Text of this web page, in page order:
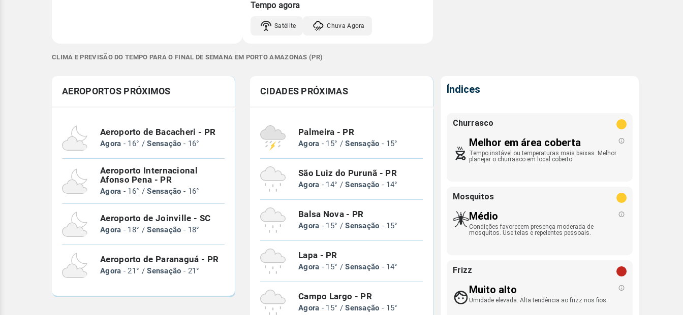
Tempo agora
Satélite Chuva Agora
CLIMA E PREVISÃO DO TEMPO PARA O FINAL DE SEMANA EM PORTO AMAZONAS (PR)
AEROPORTOS PRÓXIMOS
Aeroporto de Bacacheri - PR
Agora - 16° /Sensação - 16°
Aeroporto Internacional
Afonso Pena - PR
Agora - 16° /Sensação - 16°
Aeroporto de Joinville - SC
Agora - 18° /Sensação - 18°
Aeroporto de Paranaguá - PR
Agora - 21° /Sensação - 21°
CIDADES PRÓXIMAS
Palmeira - PR
Agora - 15° /Sensação - 15°
São Luiz do Purunã - PR
Agora - 14° /Sensação - 14°
Balsa Nova - PR
Agora - 15° /Sensação - 15°
Lapa - PR
Agora - 15° /Sensação - 14°
Campo Largo - PR
Agora - 15° /Sensação - 15°
Índices
Churrasco
Melhor em área coberta
Tempo instável ou temperaturas mais baixas. Melhor
planejar o churrasco em local coberto.
Mosquitos
Médio
Condições favorecem presença moderada de
mosquitos. Use telas e repelentes pessoais.
Frizz
Muito alto
Umidade elevada. Alta tendência ao frizz nos fios.